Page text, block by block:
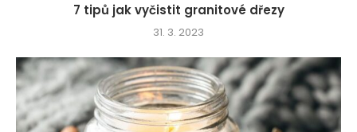
7 tipů jak vyčistit granitové dřezy
31. 3. 2023